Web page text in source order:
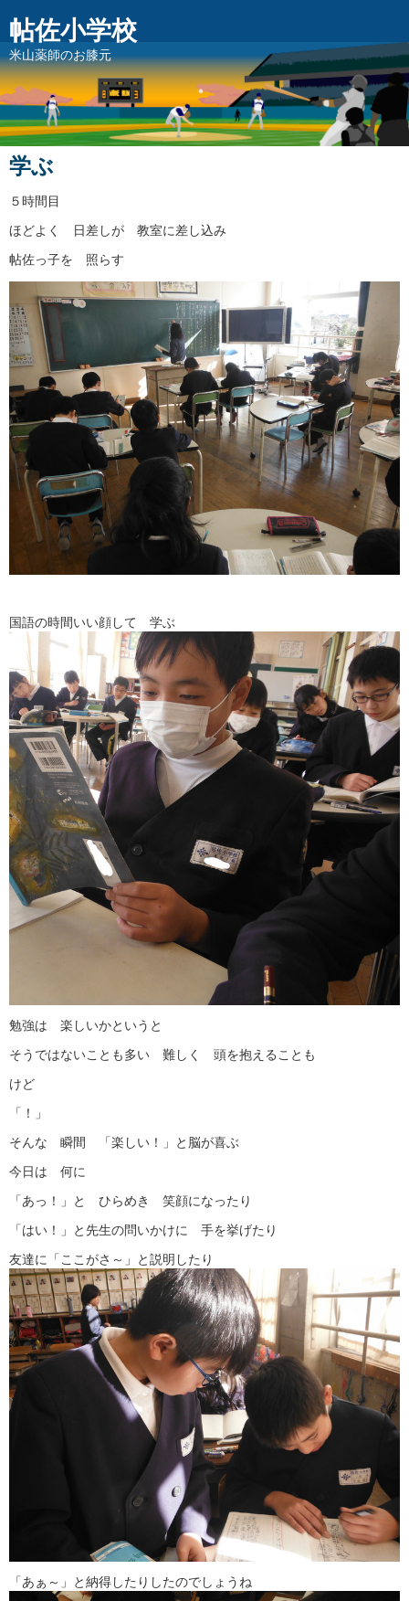
帖佐小学校
米山薬師のお膝元
学ぶ
５時間目
ほどよく 日差しが 教室に差し込み
帖佐っ子を 照らす
国語の時間いい顔して 学ぶ
勉強は 楽しいかというと
そうではないことも多い 難しく 頭を抱えることも
けど
「！」
そんな 瞬間 「楽しい！」と脳が喜ぶ
今日は 何に
「あっ！」と ひらめき 笑顔になったり
「はい！」と先生の問いかけに 手を挙げたり
友達に「ここがさ～」と説明したり
「あぁ～」と納得したりしたのでしょうね